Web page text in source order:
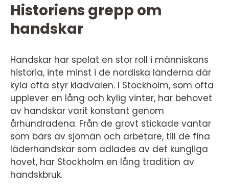
Historiens grepp om
handskar
Handskar har spelat en stor roll i människans
historia, inte minst i de nordiska länderna där
kyla ofta styr klädvalen. I Stockholm, som ofta
upplever en lång och kylig vinter, har behovet
av handskar varit konstant genom
århundradena. Från de grovt stickade vantar
som bärs av sjömän och arbetare, till de fina
läderhandskar som adlades av det kungliga
hovet, har Stockholm en lång tradition av
handskbruk.